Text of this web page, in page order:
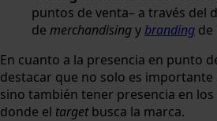
puntos de venta– a través del
de merchandisingybranding de
En cuanto a la presencia en punto
destacar que no solo es
sino también tener presencia en
donde el targetbusca la marca.